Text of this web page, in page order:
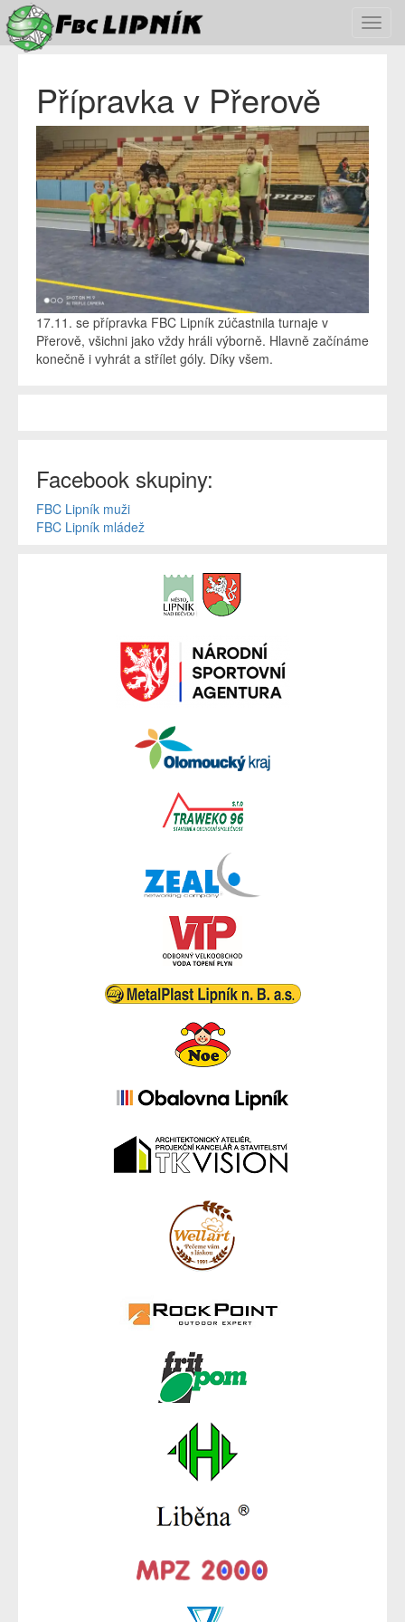
Přípravka v Přerově
17.11. se přípravka FBC Lipník zúčastnila turnaje v
Přerově, všichni jako vždy hráli výborně. Hlavně začínáme
konečně i vyhrát a střílet góly. Díky všem.
Facebook skupiny:
FBC Lipník muži
FBC Lipník mládež